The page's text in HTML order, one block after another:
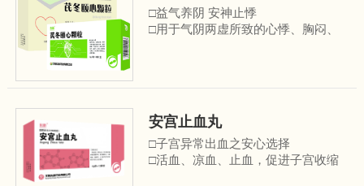
□益气养阴 安神止悸
□用于气阴两虚所致的心悸、胸闷、
安宫止血丸
□子宫异常出血之安心选择
□活血、凉血、止血，促进子宫收缩